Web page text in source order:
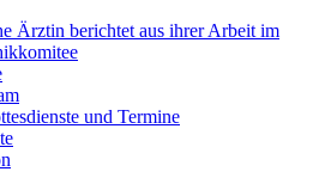
Ärztin berichtet aus ihrer Arbeit im
und Termine